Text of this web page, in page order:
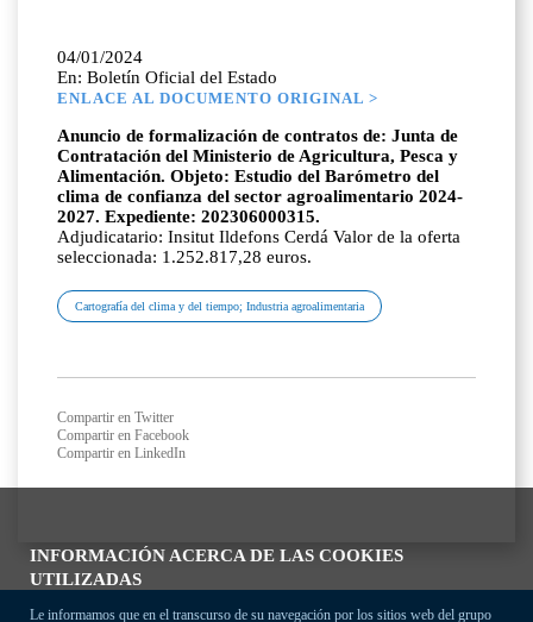
INFORMACIÓN ACERCA DE LAS COOKIES
UTILIZADAS
Le informamos que en el transcurso de su navegación por los sitios web del grupo
04/01/2024
En: Boletín Oficial del Estado
ENLACE AL DOCUMENTO ORIGINAL >
Anuncio de formalización de contratos de: Junta de
Contratación del Ministerio de Agricultura, Pesca y
Alimentación. Objeto: Estudio del Barómetro del
clima de confianza del sector agroalimentario 2024-
2027. Expediente: 202306000315.
Adjudicatario: Insitut Ildefons Cerdá Valor de la oferta
seleccionada: 1.252.817,28 euros.
Cartografía del clima y del tiempo; Industria agroalimentaria
Compartir en Twitter
Compartir en Facebook
Compartir en LinkedIn